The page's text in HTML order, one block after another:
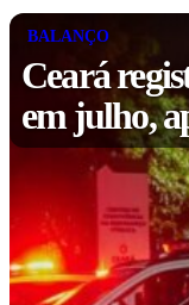
BALANÇO
Ceará
em julho,